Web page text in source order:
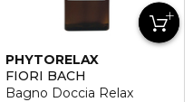
PHYTORELAX
FIORI BACH
Bagno Doccia Relax